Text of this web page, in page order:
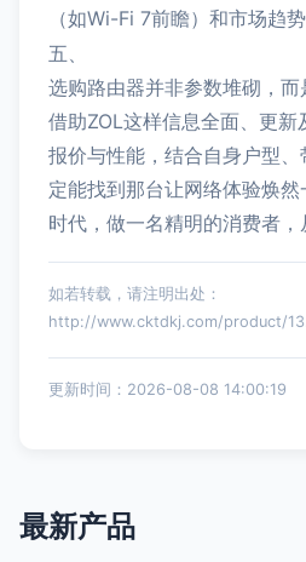
（如Wi-Fi 7前瞻）和市场趋
五、
选购路由器并非参数堆砌，而
借助ZOL这样信息全面、更
报价与性能，结合自身户型
定能找到那台让网络体验焕
时代，做一名精明的消费者，
如若转载，请注明出处：
http://www.cktdkj.com/product/
更新时间：2026-08-08 14:00:19
最新产品